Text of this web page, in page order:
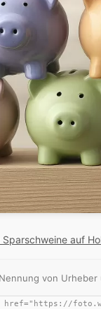
Sparschweine auf
von